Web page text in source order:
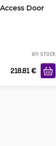
Door
en stock
218.81 €